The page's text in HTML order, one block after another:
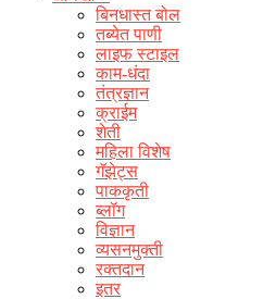
बिनधास्त बोल
तब्येत पाणी
लाइफ स्टाइल
काम-धंदा
तंत्रज्ञान
क्राईम
शेती
महिला विशेष
गॅझेट्स
पाककृती
ब्लॉग
विज्ञान
व्यसनमुक्ती
रक्‍तदान
इतर